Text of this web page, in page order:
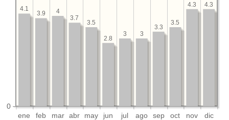
ene feb mar abr may jun jul ago sep oct nov dic
0
4.3
4.3
3.5
3.3
3
3
2.8
3.5
3.7
4
3.9
4.1